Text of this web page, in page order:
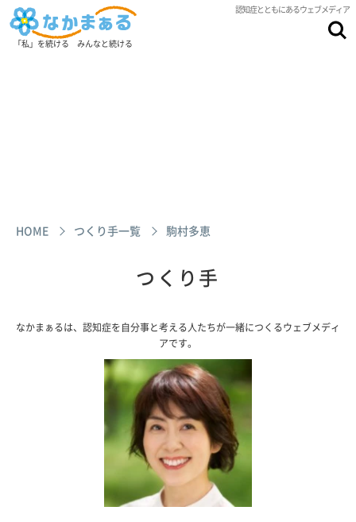
認知症とともにあるウェブメディア
「私」を続ける みんなと続ける
HOME つくり手一覧 駒村多恵
つくり手
なかまぁるは、認知症を自分事と考える人たちが一緒につくるウェブメディ
アです。